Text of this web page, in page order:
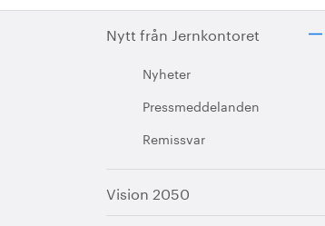
Nytt från Jernkontoret
Nyheter
Pressmeddelanden
Remissvar
Vision 2050